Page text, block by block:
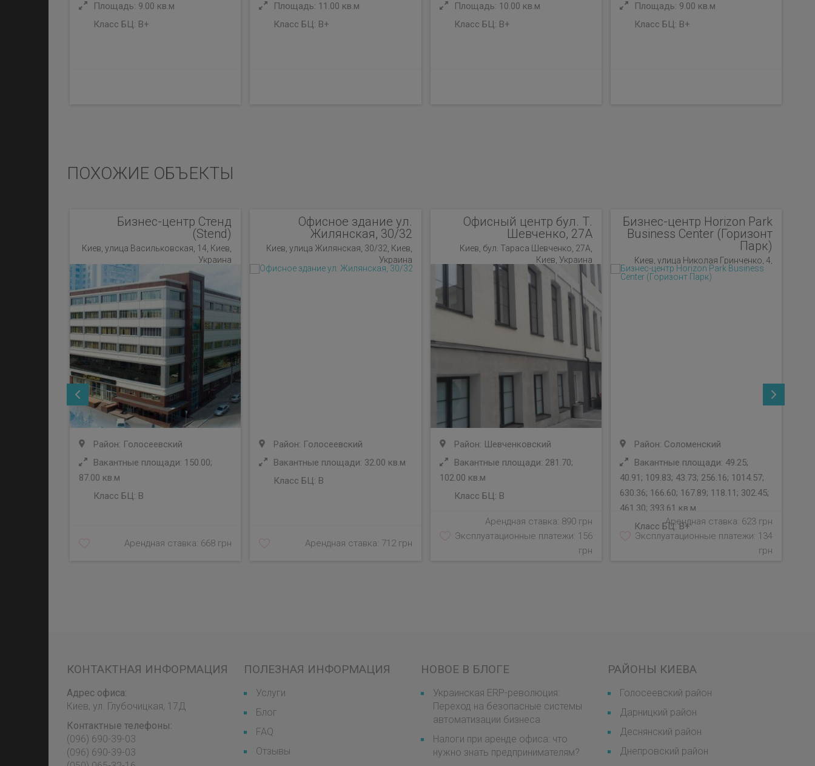
Площадь: 9.00 кв.м
Класс БЦ: B+
Площадь: 11.00 кв.м
Класс БЦ: B+
Площадь: 10.00 кв.м
Класс БЦ: B+
Площадь: 9.00 кв.м
Класс БЦ: B+
ПОХОЖИЕ ОБЪЕКТЫ
Бизнес-центр Стенд
(Stend)
Киев, улица Васильковская, 14, Киев,
Украина
Район: Голосеевский
Вакантные площади: 150.00;
87.00 кв.м
Класс БЦ: B
Арендная ставка: 668 грн
Офисное здание ул.
Жилянская, 30/32
Киев, улица Жилянская, 30/32, Киев,
Украина
Район: Голосеевский
Вакантные площади: 32.00 кв.м
Класс БЦ: B
Арендная ставка: 712 грн
Офисный центр бул. Т.
Шевченко, 27А
Киев, бул. Тараса Шевченко, 27А,
Киев, Украина
Район: Шевченковский
Вакантные площади: 281.70;
102.00 кв.м
Класс БЦ: B
Арендная ставка: 890 грн
Эксплуатационные платежи: 156
грн
Бизнес-центр Horizon Park
Business Center (Горизонт
Парк)
Киев, улица Николая Гринченко, 4,
Киев, Украина
Район: Соломенский
Вакантные площади: 49.25;
40.91; 109.83; 43.73; 256.16; 1014.57;
630.36; 166.60; 167.89; 118.11; 302.45;
461.30; 393.61 кв.м
Класс БЦ:B+
Арендная ставка: 623 грн
Эксплуатационные платежи: 134
грн
КОНТАКТНАЯ ИНФОРМАЦИЯ
Адрес офиса:
Киев, ул. Глубочицкая, 17Д
Контактные телефоны:
(096) 690-39-03
‎(096) 690-39-03
ПОЛЕЗНАЯ ИНФОРМАЦИЯ
Услуги
Блог
FAQ
Отзывы
НОВОЕ В БЛОГЕ
Украинская ERP-революция:
Переход на безопасные системы
автоматизации бизнеса
Налоги при аренде офиса: что
нужно знать предпринимателям?
РАЙОНЫ КИЕВА
Голосеевский район
Дарницкий район
Деснянский район
Днепровский район